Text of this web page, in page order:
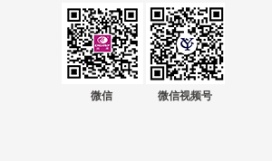
微信 微信视频号